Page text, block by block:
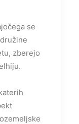
se
zberejo